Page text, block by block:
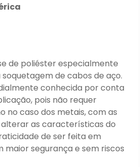
de poliéster especialmente
de cabos de aço.
conhecida por conta
pois não requer
no caso dos metais, com as
as características do
de ser feita em
maior segurança e sem riscos